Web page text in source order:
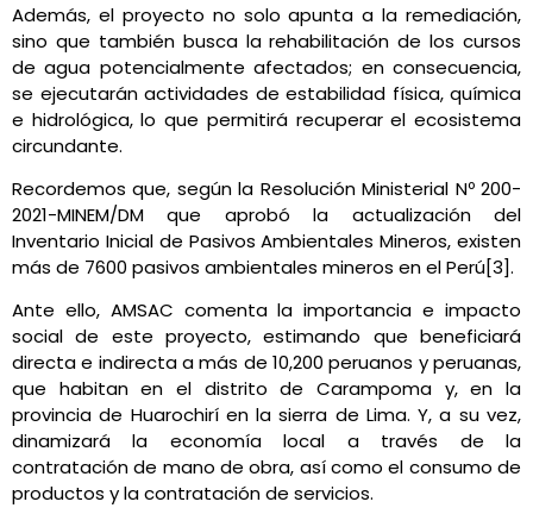
Además, el proyecto no solo apunta a la remediación,
sino que también busca la rehabilitación de los cursos
de agua potencialmente afectados; en consecuencia,
se ejecutarán actividades de estabilidad física, química
e hidrológica, lo que permitirá recuperar el ecosistema
circundante.
Recordemos que, según la Resolución Ministerial Nº 200-
2021-MINEM/DM que aprobó la actualización del
Inventario Inicial de Pasivos Ambientales Mineros, existen
más de 7600 pasivos ambientales mineros en el Perú[3].
Ante ello, AMSAC comenta la importancia e impacto
social de este proyecto, estimando que beneficiará
directa e indirecta a más de 10,200 peruanos y peruanas,
que habitan en el distrito de Carampoma y, en la
provincia de Huarochirí en la sierra de Lima. Y, a su vez,
dinamizará la economía local a través de la
contratación de mano de obra, así como el consumo de
productos y la contratación de servicios.